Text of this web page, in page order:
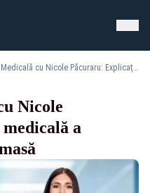
Realitatea Medicală cu Nicole Păcuraru: Explicația medicală a somnolenței de după masă
Nicole
a